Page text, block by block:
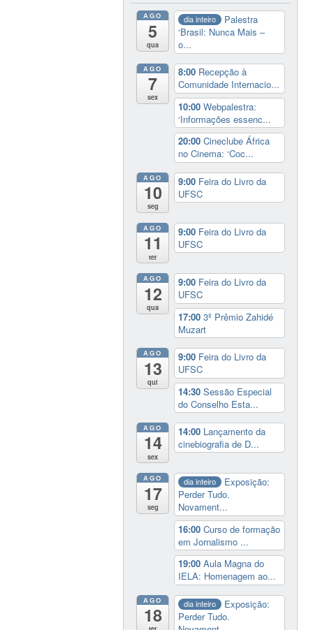
AGO
5
qua
dia inteiro
Palestra
‘Brasil: Nunca Mais –
o...
AGO
7
sex
8:00 Recepção à
Comunidade Internacio...
10:00Webpalestra:
‘Informações essenc...
20:00Cineclube África
no Cinema: ‘Coc...
AGO
10
seg
9:00 Feira do Livro da
UFSC
AGO
11
ter
9:00 Feira do Livro da
UFSC
AGO
12
qua
9:00 Feira do Livro da
UFSC
17:003º Prêmio Zahidé
Muzart
AGO
13
qui
9:00 Feira do Livro da
UFSC
14:30Sessão Especial
do Conselho Esta...
AGO
14
sex
14:00 Lançamento da
cinebiografia de D...
AGO
17
seg
dia inteiro
Exposição:
Perder Tudo.
Novament...
16:00Curso de formação
em Jornalismo ...
19:00Aula Magna do
IELA: Homenagem ao...
AGO
18
dia inteiro
Exposição:
Perder Tudo.